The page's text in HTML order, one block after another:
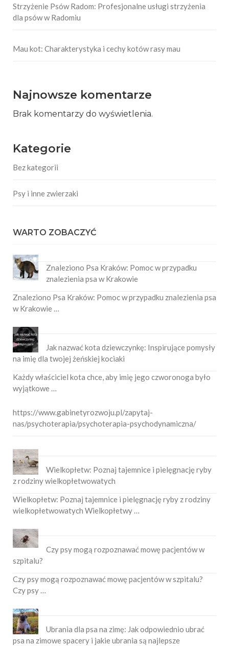
Strzyżenie Psów Radom: Profesjonalne usługi strzyżenia
dla psów w Radomiu
Mau kot: Charakterystyka i cechy kotów rasy mau
Najnowsze komentarze
Brak komentarzy do wyświetlenia.
Kategorie
Bez kategorii
Psy i inne zwierzaki
WARTO ZOBACZYĆ
Znaleziono Psa Kraków: Pomoc w przypadku
znalezienia psa w Krakowie
Znaleziono Psa Kraków: Pomoc w przypadku znalezienia psa
w Krakowie …
Jak nazwać kota dziewczynkę: Inspirujące pomysły
na imię dla twojej żeńskiej kociaki
Każdy właściciel kota chce, aby imię jego czworonoga było
wyjątkowe …
https://www.gabinetyrozwoju.pl/zapytaj-
nas/psychoterapia/psychoterapia-psychodynamiczna/
Wielkopłetw: Poznaj tajemnice i pielęgnację ryby
z rodziny wielkopłetwowatych
Wielkopłetw: Poznaj tajemnice i pielęgnację ryby z rodziny
wielkopłetwowatych Wielkopłetwy …
Czy psy mogą rozpoznawać mowę pacjentów w
szpitalu?
Czy psy mogą rozpoznawać mowę pacjentów w szpitalu?
Czy psy …
Ubrania dla psa na zimę: Jak odpowiednio ubrać
psa na zimowe spacery i jakie ubrania są najlepsze